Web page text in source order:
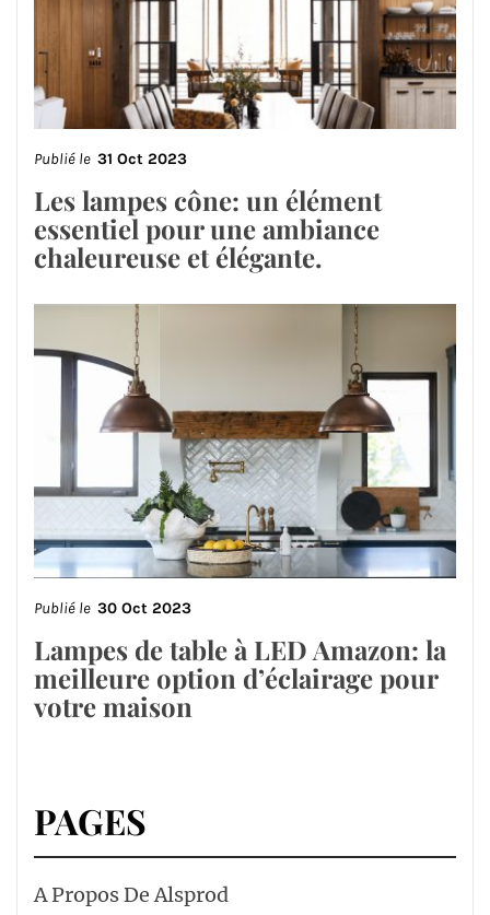
Publié le 31 Oct 2023
Les lampes cône: un élément
essentiel pour une ambiance
chaleureuse et élégante.
Publié le 30 Oct 2023
Lampes de table à LED Amazon: la
meilleure option d’éclairage pour
votre maison
PAGES
A Propos De Alsprod